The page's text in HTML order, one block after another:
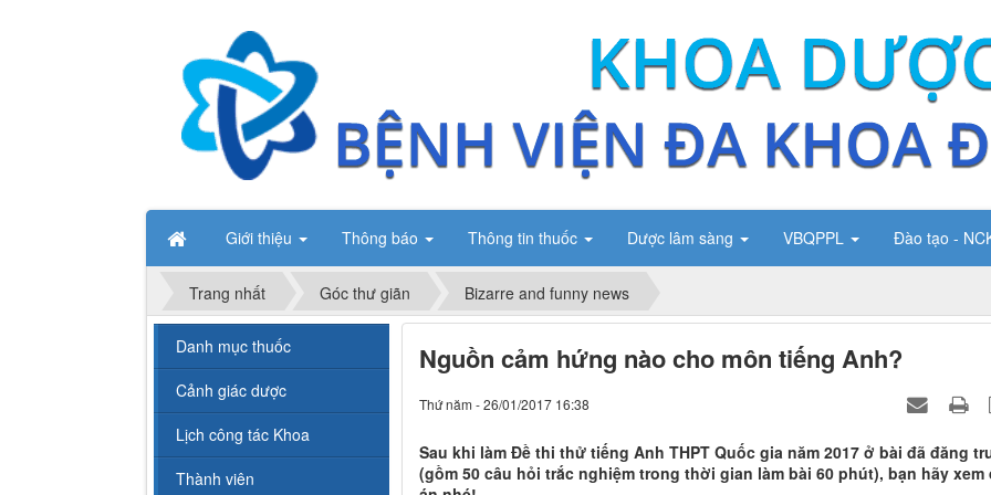
Giới thiệu Thông báo Thông tin thuốc Dược lâm sàng VBQPPL Đào tạo -
Trang nhất Góc thư giãn Bizarre and funny news
Nguồn cảm hứng nào cho môn tiếng Anh?
Thứ năm - 26/01/2017 16:38
Sau khi làm Đề thi thử tiếng Anh THPT Quốc gia năm 2017 ở bài đã đăng
(gồm 50 câu hỏi trắc nghiệm trong thời gian làm bài 60 phút), bạn hãy xem
Danh mục thuốc
Cảnh giác dược
Lịch công tác Khoa
Thành viên